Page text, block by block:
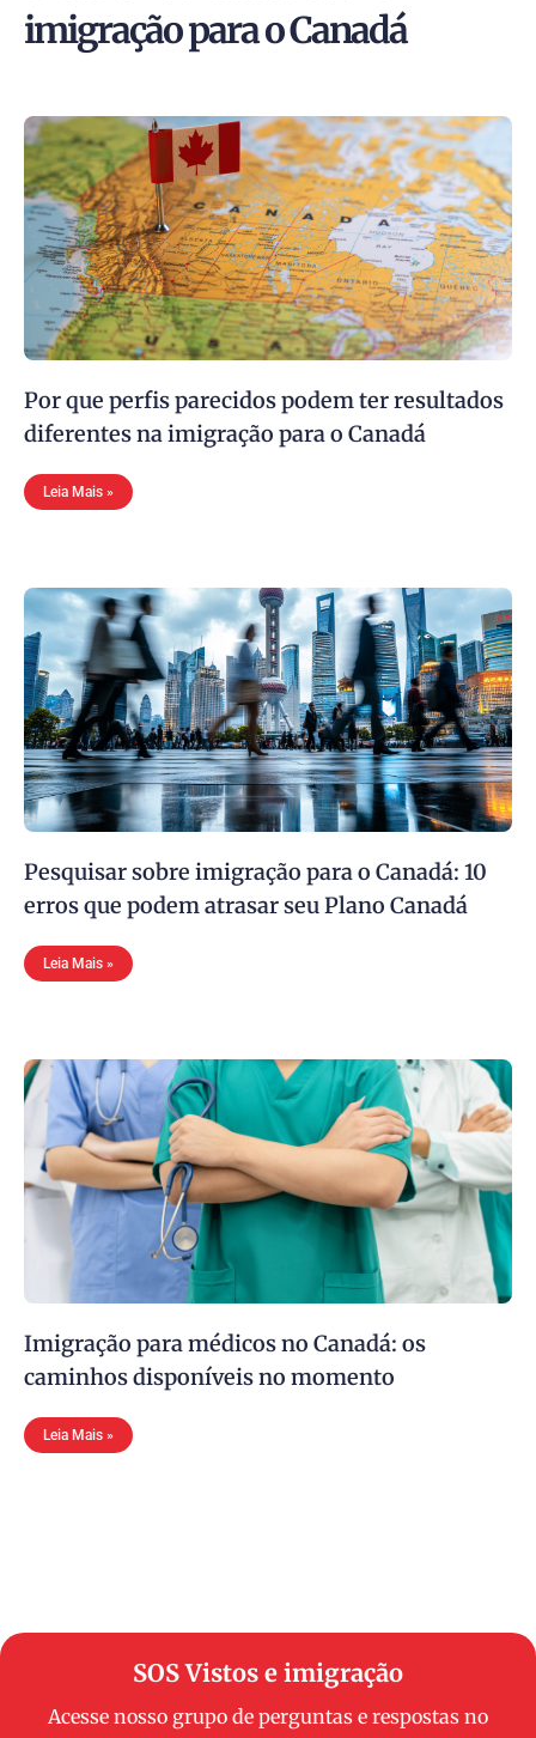
imigração para o Canadá
Por que perfis parecidos podem ter resultados
diferentes na imigração para o Canadá
Leia Mais »
Pesquisar sobre imigração para o Canadá: 10
erros que podem atrasar seu Plano Canadá
Leia Mais »
Imigração para médicos no Canadá: os
caminhos disponíveis no momento
Leia Mais »
SOS Vistos e imigração
Acesse nosso grupo de perguntas e respostas no